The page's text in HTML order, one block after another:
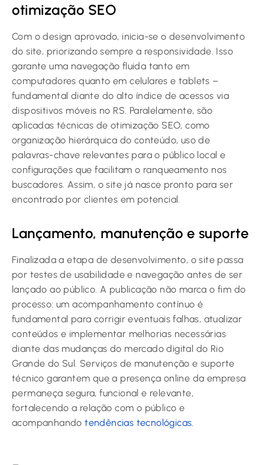
otimização SEO
Com o design aprovado, inicia-se o desenvolvimento
do site, priorizando sempre a responsividade. Isso
garante uma navegação fluida tanto em
computadores quanto em celulares e tablets –
fundamental diante do alto índice de acessos via
dispositivos móveis no RS. Paralelamente, são
aplicadas técnicas de otimização SEO, como
organização hierárquica do conteúdo, uso de
palavras-chave relevantes para o público local e
configurações que facilitam o ranqueamento nos
buscadores. Assim, o site já nasce pronto para ser
encontrado por clientes em potencial.
Lançamento, manutenção e suporte
Finalizada a etapa de desenvolvimento, o site passa
por testes de usabilidade e navegação antes de ser
lançado ao público. A publicação não marca o fim do
processo: um acompanhamento contínuo é
fundamental para corrigir eventuais falhas, atualizar
conteúdos e implementar melhorias necessárias
diante das mudanças do mercado digital do Rio
Grande do Sul. Serviços de manutenção e suporte
técnico garantem que a presença online da empresa
permaneça segura, funcional e relevante,
fortalecendo a relação com o público e
acompanhandotendências tecnológicas